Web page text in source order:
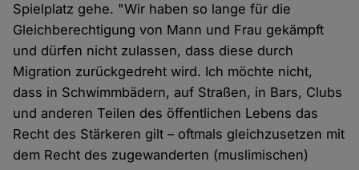
Spielplatz gehe. "Wir haben so lange für die
Gleichberechtigung von Mann und Frau gekämpft
und dürfen nicht zulassen, dass diese durch
Migration zurückgedreht wird. Ich möchte nicht,
dass in Schwimmbädern, auf Straßen, in Bars, Clubs
und anderen Teilen des öffentlichen Lebens das
Recht des Stärkeren gilt – oftmals gleichzusetzen mit
dem Recht des zugewanderten (muslimischen)